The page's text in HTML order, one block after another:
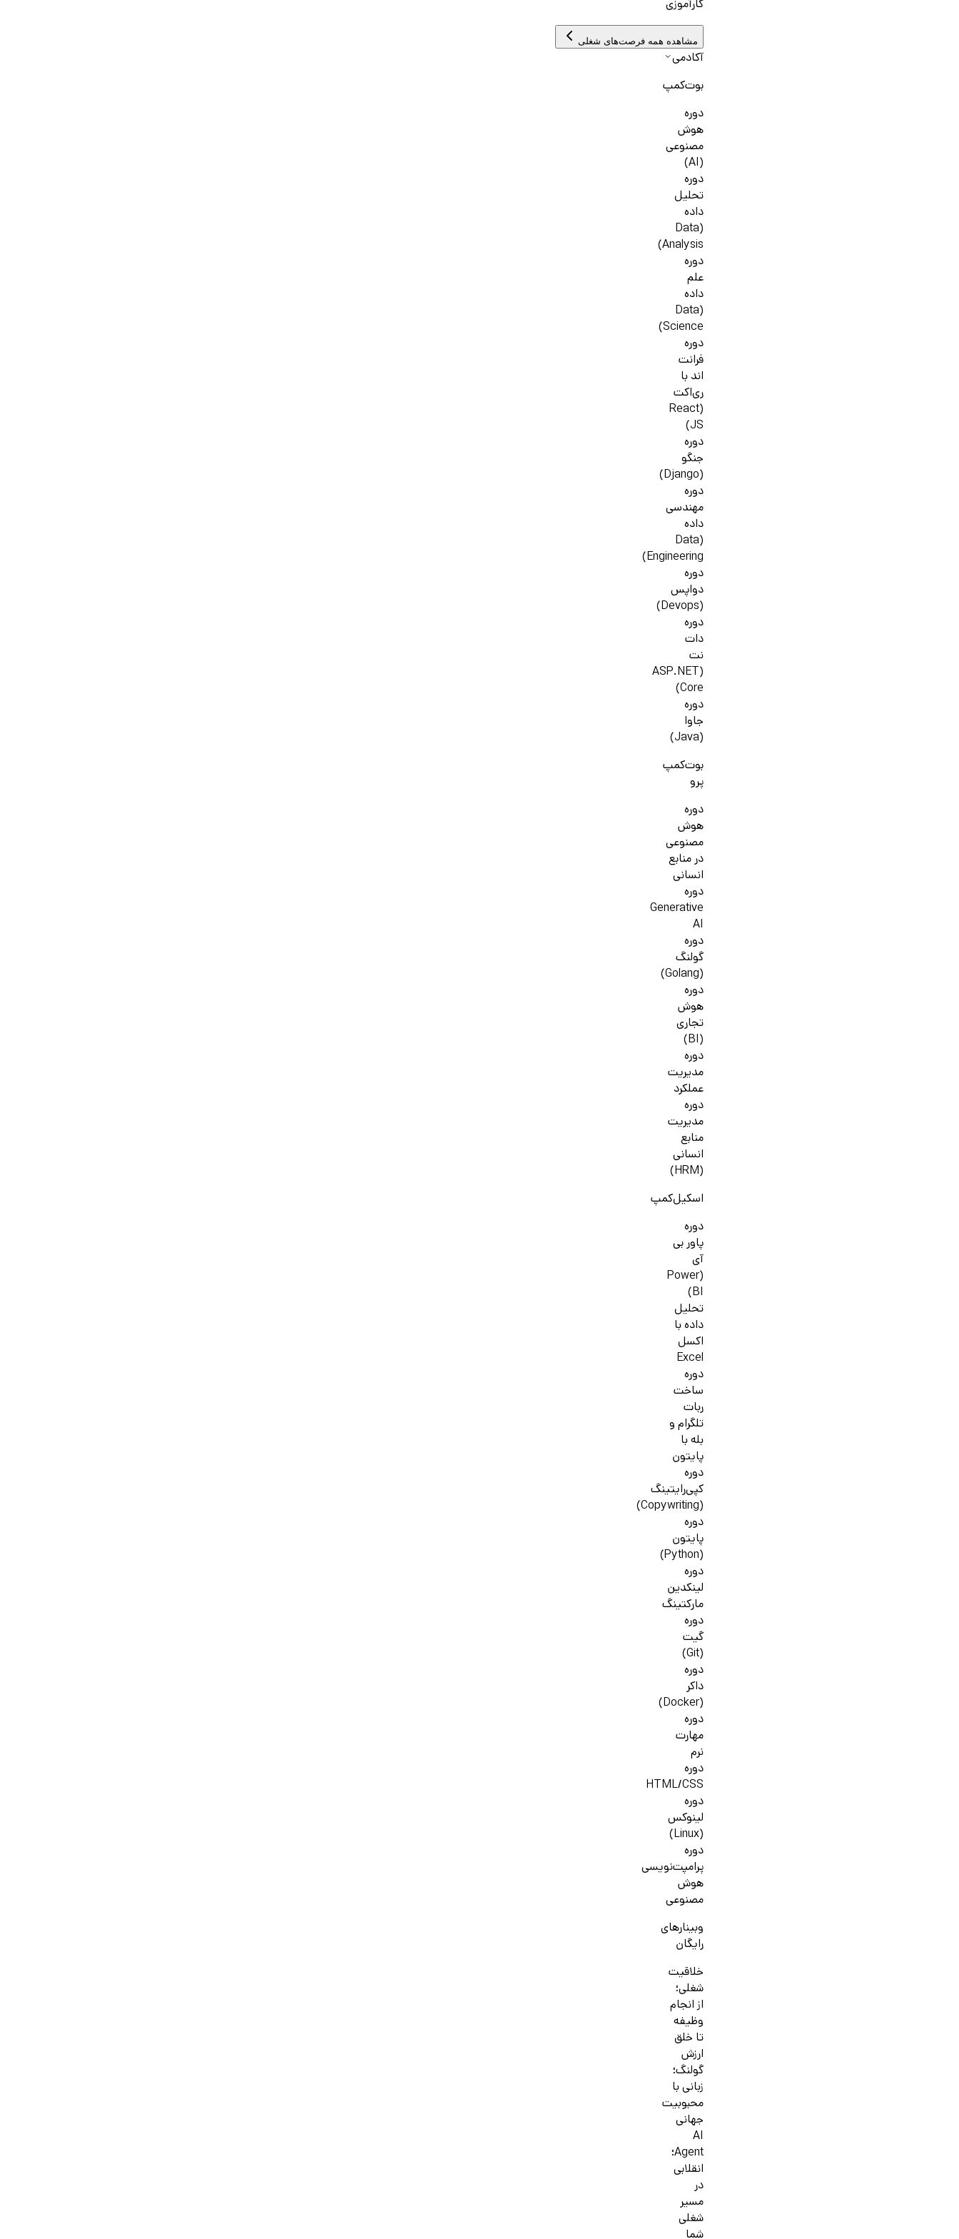
کارآموزی
مشاهده همه فرصت‌های شغلی
آکادمی
بوت‌کمپ
دوره
هوش
مصنوعی
(AI)
دوره
تحلیل
داده
(Data
Analysis)
دوره
علم
داده
(Data
Science)
دوره
فرانت
اند با
ری‌اکت
(React
JS)
دوره
جنگو
(Django)
دوره
مهندسی
داده
(Data
Engineering)
دوره
دواپس
(Devops)
دوره
دات
نت
(ASP.NET
Core)
دوره
جاوا
(Java)
بوت‌کمپ
پرو
دوره
هوش
مصنوعی
در منابع
انسانی
دوره
Generative
AI
دوره
گولنگ
(Golang)
دوره
هوش
تجاری
(BI)
دوره
مدیریت
عملکرد
دوره
مدیریت
منابع
انسانی
(HRM)
اسکیل‌کمپ
دوره
پاور بی
آی
(Power
BI)
تحلیل
داده با
اکسل
Excel
دوره
ساخت
ربات
تلگرام و
بله با
پایتون
دوره
کپی‌رایتینگ
(Copywriting)
دوره
پایتون
(Python)
دوره
لینکدین
مارکتینگ
دوره
گیت
(Git)
دوره
داکر
(Docker)
دوره
مهارت
نرم
دوره
HTML/CSS
دوره
لینوکس
(Linux)
دوره
پرامپت‌نویسی
هوش
مصنوعی
وبینارهای
رایگان
خلاقیت
شغلی؛
از انجام
وظیفه
تا خلق
ارزش
گولنگ؛
زبانی با
محبوبیت
جهانی
AI
Agent؛
انقلابی
در
مسیر
شغلی